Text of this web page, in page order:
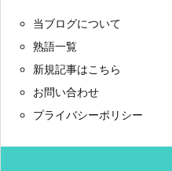
ら！
当ブログについて
熟語一覧
新規記事はこちら
お問い合わせ
プライバシーポリシー